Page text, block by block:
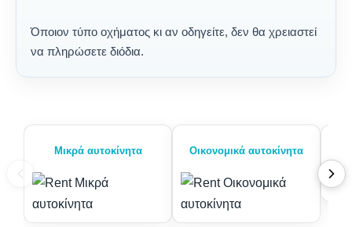
Όποιον τύπο οχήματος κι αν οδηγείτε, δεν θα χρειαστεί
να πληρώσετε διόδια.
Μικρά αυτοκίνητα Οικονομικά αυτοκίνητα